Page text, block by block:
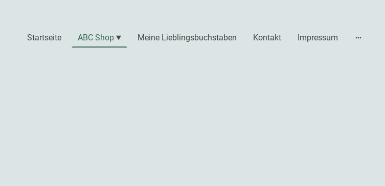
Startseite ABC Shop Meine Lieblingsbuchstaben Kontakt Impressum